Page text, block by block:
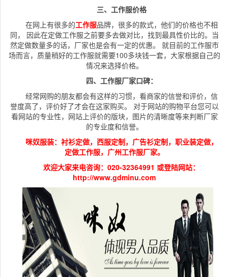
三、工作服价格
在网上有很多的工作服品牌，很多的款式，他们的价格也不相
同， 因此在定做工作服之前要多去做对比，找到最具性价比的。当
然定做数量多的话，厂家也是会有一定的优惠。 就目前的工作服市
场而言，质量稍好的工作服就需要100多块钱一套，大家根据自己的
情况来选择价格。
四、工作服厂家口碑：
经常网购的朋友都会有这样的习惯，看商家的信誉和评价，信
誉度高了，评价好了才会在这家购买。 对于网站的购物平台您可以
看网站的专业性，网站上评价的版块，图片的清晰度等来判断厂家
的专业度和信誉。
咪奴服装：衬衫定做，西服定制，广告衫定制，职业装定做，
定做工作服，广州工作服厂家。
欢迎大家来电咨询：020-32364991 或登陆网站：
http://www.gdminu.com